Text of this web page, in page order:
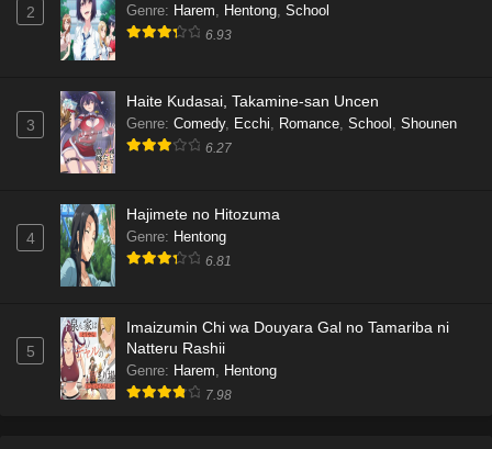
2 Genre: Harem Hentong School
6.93
3
Haite Kudasai, Takamine-san Uncen
Genre: Comedy, Ecchi Romance School Shounen
6.27
4
Hajimete no Hitozuma
Genre: Hentong
6.81
5
Imaizumin Chi wa Douyara Gal no Tamariba ni
Natteru Rashii
Genre: Harem Hentong
7.98